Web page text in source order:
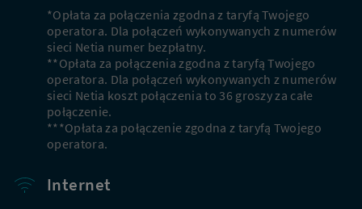
*Opłata za połączenia zgodna z taryfą Twojego
operatora. Dla połączeń wykonywanych z numerów
sieci Netia numer bezpłatny.
**Opłata za połączenia zgodna z taryfą Twojego
operatora. Dla połączeń wykonywanych z numerów
sieci Netia koszt połączenia to 36 groszy za całe
połączenie.
***Opłata za połączenie zgodna z taryfą Twojego
operatora.
Internet
Miejscowość
Ulica
Nr domu